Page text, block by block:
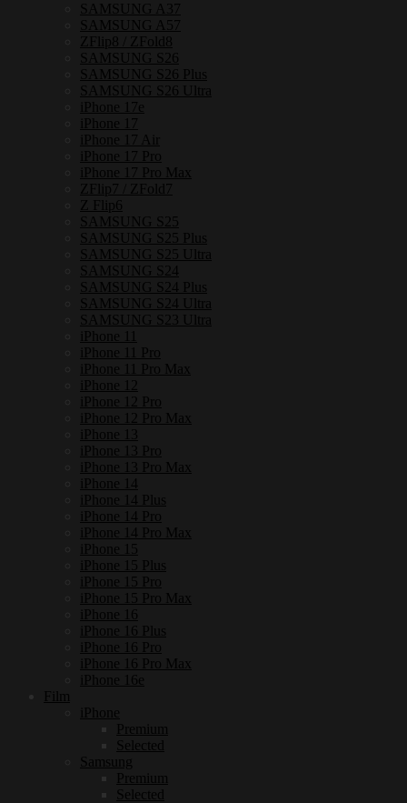
SAMSUNG A37
SAMSUNG A57
ZFlip8 / ZFold8
SAMSUNG S26
SAMSUNG S26 Plus
SAMSUNG S26 Ultra
iPhone 17e
iPhone 17
iPhone 17 Air
iPhone 17 Pro
iPhone 17 Pro Max
ZFlip7 / ZFold7
Z Flip6
SAMSUNG S25
SAMSUNG S25 Plus
SAMSUNG S25 Ultra
SAMSUNG S24
SAMSUNG S24 Plus
SAMSUNG S24 Ultra
SAMSUNG S23 Ultra
iPhone 11
iPhone 11 Pro
iPhone 11 Pro Max
iPhone 12
iPhone 12 Pro
iPhone 12 Pro Max
iPhone 13
iPhone 13 Pro
iPhone 13 Pro Max
iPhone 14
iPhone 14 Plus
iPhone 14 Pro
iPhone 14 Pro Max
iPhone 15
iPhone 15 Plus
iPhone 15 Pro
iPhone 15 Pro Max
iPhone 16
iPhone 16 Plus
iPhone 16 Pro
iPhone 16 Pro Max
iPhone 16e
Film
iPhone
Premium
Selected
Samsung
Premium
Selected